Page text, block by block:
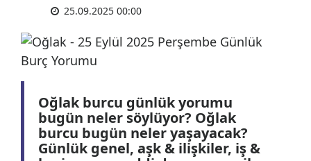
25.09.2025 00:00
Oğlak burcu günlük yorumu
bugün neler söylüyor? Oğlak
burcu bugün neler yaşayacak?
Günlük genel, aşk & ilişkiler, iş &